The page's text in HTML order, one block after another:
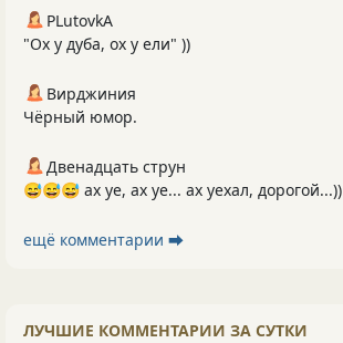
PLutоvkА
"Ох у дуба, ох у ели" ))
Вирджиния
Чёрный юмор.
Двенадцать струн
😅😅😅 ах уе, ах уе... ах уехал, дорогой...))
ещё комментарии ⮕
ЛУЧШИЕ КОММЕНТАРИИ ЗА СУТКИ